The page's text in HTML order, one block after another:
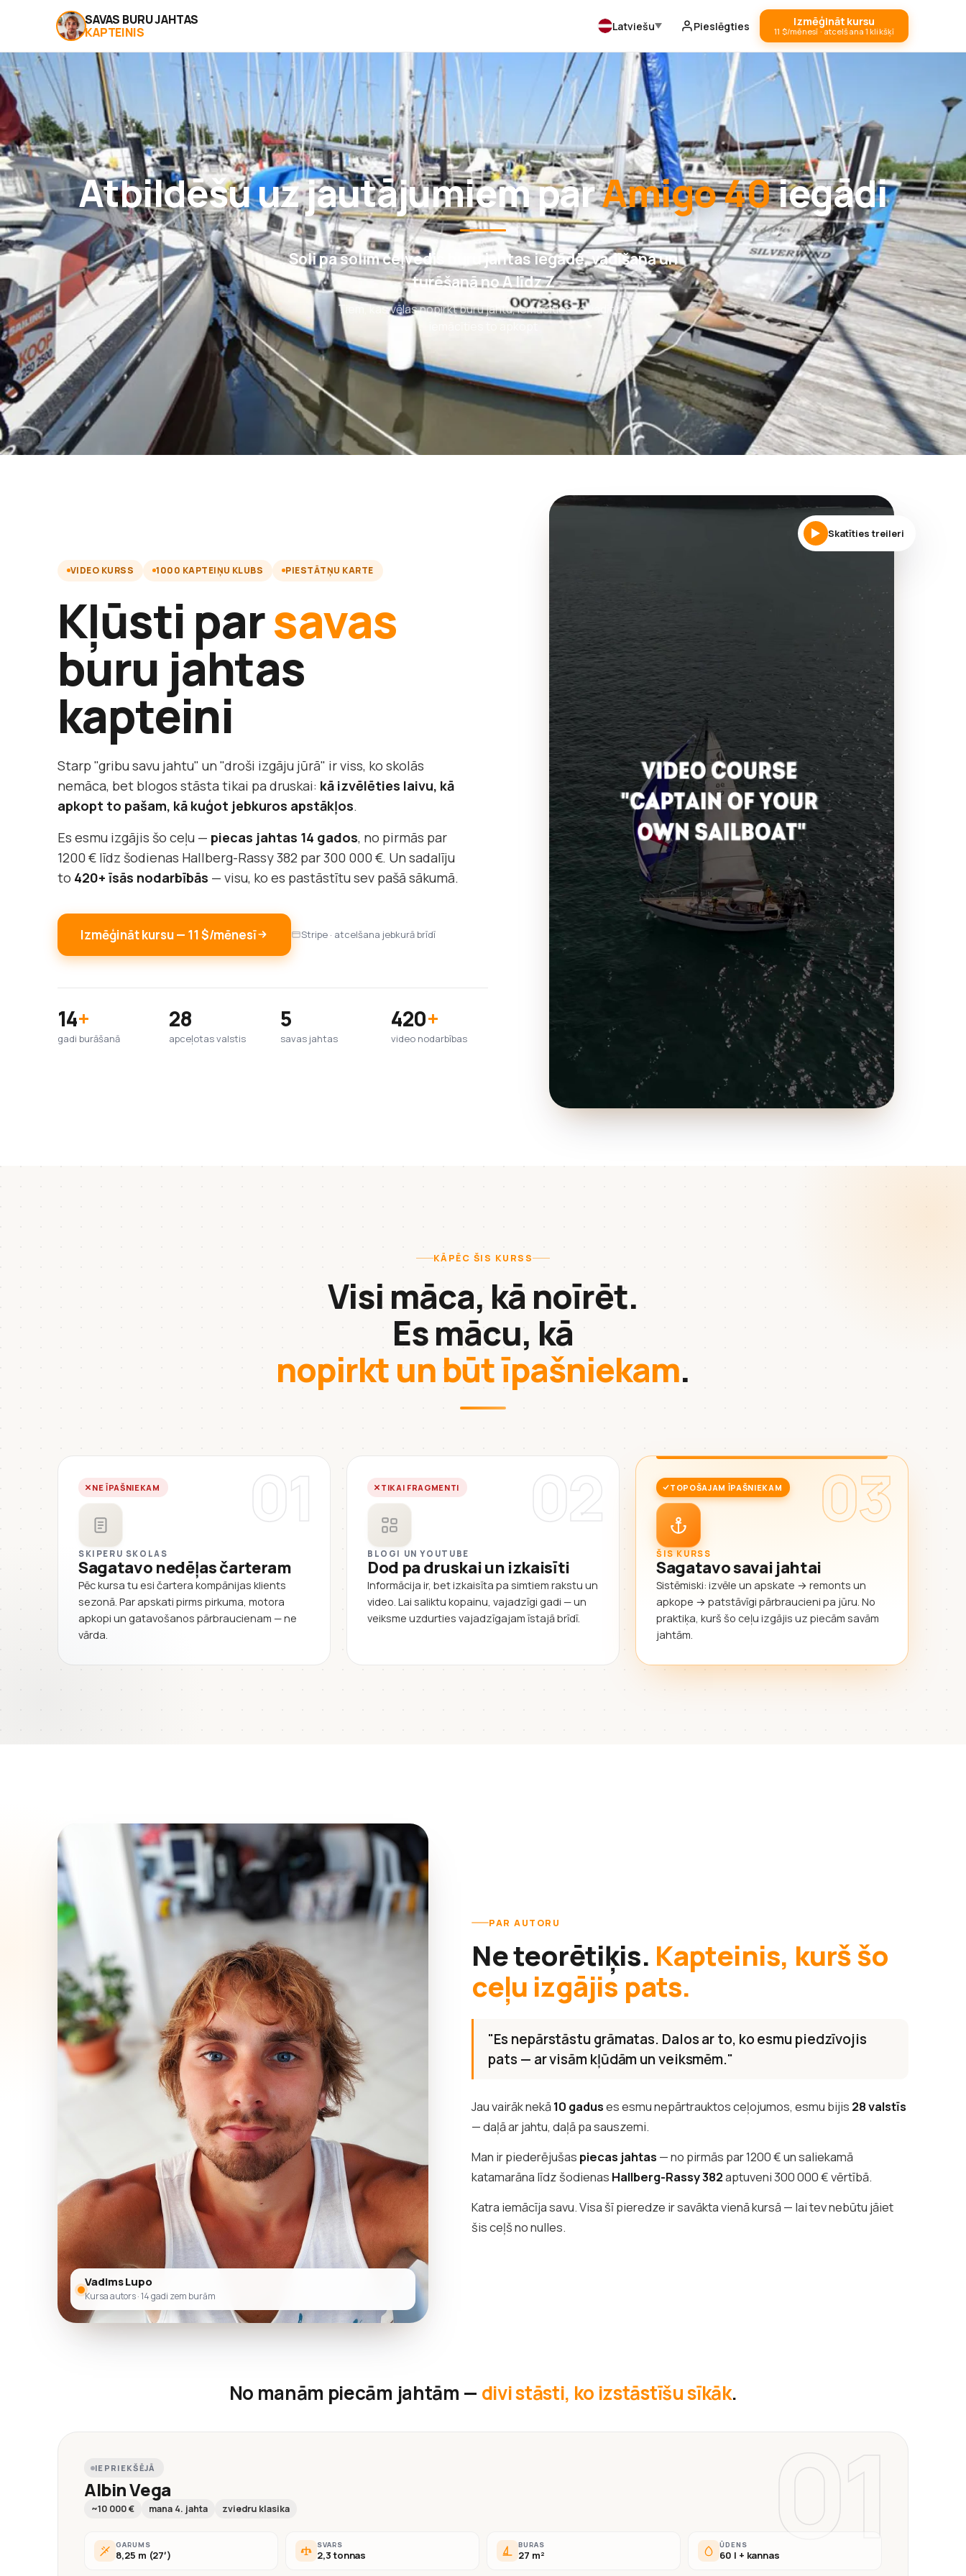
SAVAS BURU JAHTAS
KAPTEINIS
Latviešu Pieslēgties Izmēģināt kursu
11 $/mēnesī · atcelšana 1 klikšķī
Atbildēšu uz jautājumiem parAmigo 40iegādi
Soli pa solim ceļvedis buru jahtas iegādē, vadīšanā un
turēšanā no A līdz Z
Tiem, kas vēlas nopirkt buru jahtu, iemācīties to vadīt un
VIDEO KURSS 1000 KAPTEIŅU KLUBS PIESTĀTŅU KARTE
Kļūsti parsavas
buru jahtas
kapteini
Starp "gribu savu jahtu" un "droši izgāju jūrā" ir viss, ko skolās
nemāca, bet blogos stāsta tikai pa druskai: kā izvēlēties laivu, kā
apkopt to pašam, kā kuģot jebkuros apstākļos.
Es esmu izgājis šo ceļu — piecas jahtas 14 gados, no pirmās par
1200 € līdz šodienas Hallberg-Rassy 382 par 300 000 €. Un sadalīju
to 420+ īsās nodarbībās — visu, ko es pastāstītu sev pašā sākumā.
Izmēģināt kursu — 11 $/mēnesī Stripe · atcelšana jebkurā brīdī
14+
gadi burāšanā
28
apceļotas valstis
5
savas jahtas
420+
video nodarbības
Skatīties treileri
KĀPĒC ŠIS KURSS
Visi māca, kā noīrēt.
Es mācu, kā
nopirkt un būt īpašniekam.
01
NE ĪPAŠNIEKAM
SKIPERU SKOLAS
Sagatavo nedēļas čarteram
Pēc kursa tu esi čartera kompānijas klients
sezonā. Par apskati pirms pirkuma, motora
apkopi un gatavošanos pārbraucienam — ne
vārda.
02
TIKAI FRAGMENTI
BLOGI UN YOUTUBE
Dod pa druskai un izkaisīti
Informācija ir, bet izkaisīta pa simtiem rakstu un
video. Lai saliktu kopainu, vajadzīgi gadi — un
veiksme uzdurties vajadzīgajam īstajā brīdī.
03
TOPOŠAJAM ĪPAŠNIEKAM
ŠIS KURSS
Sagatavo savai jahtai
Sistēmiski: izvēle un apskate → remonts un
apkope → patstāvīgi pārbraucieni pa jūru. No
praktiķa, kurš šo ceļu izgājis uz piecām savām
jahtām.
Vadims Lupo
Kursa autors · 14 gadi zem burām
PAR AUTORU
Ne teorētiķis. Kapteinis, kurš šo
ceļu izgājis pats.
"Es nepārstāstu grāmatas. Dalos ar to, ko esmu piedzīvojis
pats — ar visām kļūdām un veiksmēm."
Jau vairāk nekā10 gaduses esmu nepārtrauktos ceļojumos, esmu bijis 28 valstīs
— daļā ar jahtu, daļā pa sauszemi.
Man ir piederējušas piecas jahtas — no pirmās par 1200 € un saliekamā
katamarāna līdz šodienas Hallberg-Rassy 382aptuveni 300 000 € vērtībā.
Katra iemācīja savu. Visa šī pieredze ir savākta vienā kursā — lai tev nebūtu jāiet
šis ceļš no nulles.
No manām piecām jahtām — divi stāsti, ko izstāstīšu sīkāk.
01
IEPRIEKŠĒJĀ
Albin Vega
~10 000 € mana 4. jahta zviedru klasika
GARUMS
8,25 m (27′)
SVARS
2,3 tonnas
BURAS
27 m²
ŪDENS
60 l + kannas